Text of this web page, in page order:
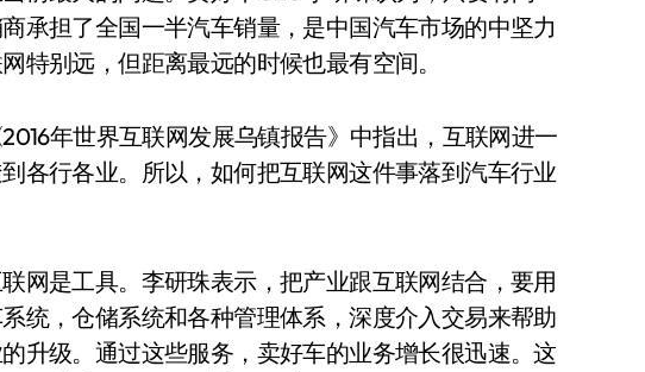
承担了全国一半汽车销量，是中国汽车市场的中坚力
特别远，但距离最远的时候也最有空间。
年世界互联网发展乌镇报告》中指出，互联网进一
各行各业。所以，如何把互联网这件事落到汽车行业
网是工具。李研珠表示，把产业跟互联网结合，要用
统，仓储系统和各种管理体系，深度介入交易来帮助
升级。通过这些服务，卖好车的业务增长很迅速。这